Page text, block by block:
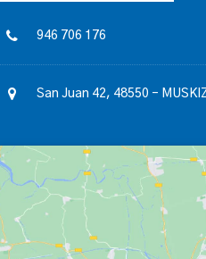
946 706 176
San Juan 42, 48550 –